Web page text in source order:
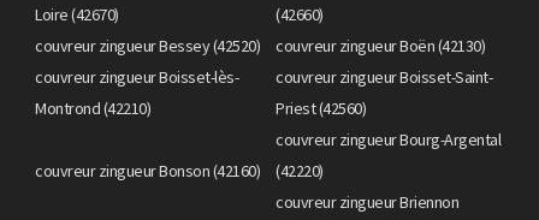
Loire (42670)
(42660)
couvreur zingueur Bessey (42520)
couvreur zingueur Boën (42130)
couvreur zingueur Boisset-lès-
Montrond (42210)
couvreur zingueur Boisset-Saint-
Priest (42560)
couvreur zingueur Bonson (42160)
couvreur zingueur Bourg-Argental
(42220)
couvreur zingueur Briennon